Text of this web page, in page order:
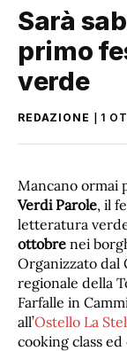
Sarà
primo
verde
REDAZIONE 1
Mancano ormai
Verdi Parole, il
letteratura
ottobre nei
Organizzato dal
regionale della
Farfalle in
all’Ostello La
cooking class